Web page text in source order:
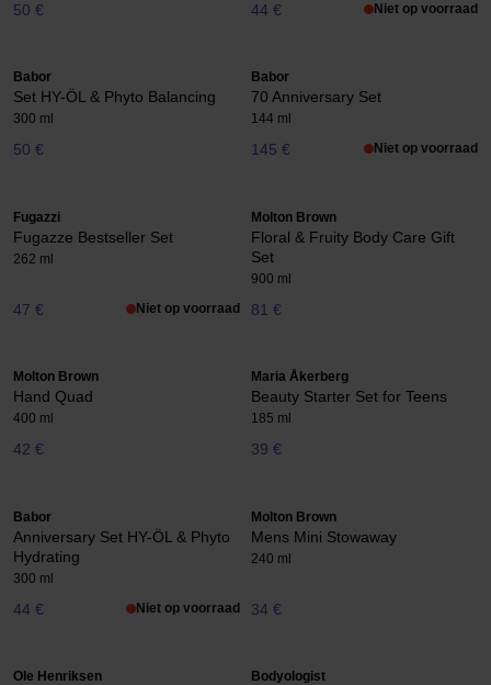
50 € 44 € Niet op voorraad
Babor
Set HY-ÖL & Phyto Balancing
300 ml
50 €
Babor
70 Anniversary Set
144 ml
145 € Niet op voorraad
Fugazzi
Fugazze Bestseller Set
262 ml
47 € Niet op voorraad
Molton Brown
Floral & Fruity Body Care Gift
Set
900 ml
81 €
Molton Brown
Hand Quad
400 ml
42 €
Maria Åkerberg
Beauty Starter Set for Teens
185 ml
39 €
Babor
Anniversary Set HY-ÖL & Phyto
Hydrating
300 ml
44 € Niet op voorraad
Molton Brown
Mens Mini Stowaway
240 ml
34 €
Ole Henriksen Bodyologist